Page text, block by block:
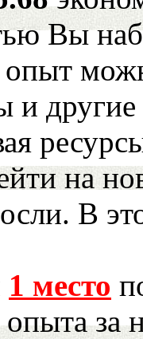
Вы
другие
на
В
1 место
за